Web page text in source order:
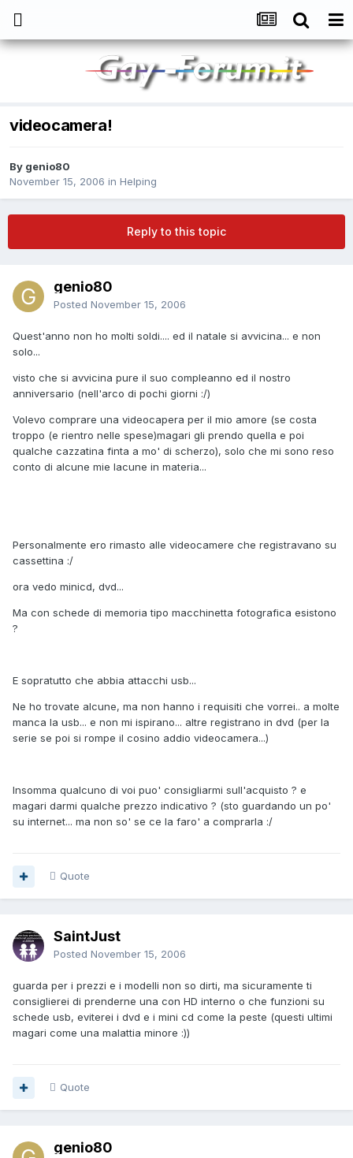
videocamera!
By genio80
November 15, 2006 in Helping
Reply to this topic
genio80
Posted November 15, 2006
Quest'anno non ho molti soldi.... ed il natale si avvicina... e non
solo...
visto che si avvicina pure il suo compleanno ed il nostro
anniversario (nell'arco di pochi giorni :/)
Volevo comprare una videocapera per il mio amore (se costa
troppo (e rientro nelle spese)magari gli prendo quella e poi
qualche cazzatina finta a mo' di scherzo), solo che mi sono reso
conto di alcune mie lacune in materia...
Personalmente ero rimasto alle videocamere che registravano su
cassettina :/
ora vedo minicd, dvd...
Ma con schede di memoria tipo macchinetta fotografica esistono
?
E sopratutto che abbia attacchi usb...
Ne ho trovate alcune, ma non hanno i requisiti che vorrei.. a molte
manca la usb... e non mi ispirano... altre registrano in dvd (per la
serie se poi si rompe il cosino addio videocamera...)
Insomma qualcuno di voi puo' consigliarmi sull'acquisto ? e
magari darmi qualche prezzo indicativo ? (sto guardando un po'
su internet... ma non so' se ce la faro' a comprarla :/
Quote
SaintJust
Posted November 15, 2006
guarda per i prezzi e i modelli non so dirti, ma sicuramente ti
consiglierei di prenderne una con HD interno o che funzioni su
schede usb, eviterei i dvd e i mini cd come la peste (questi ultimi
magari come una malattia minore :))
Quote
genio80